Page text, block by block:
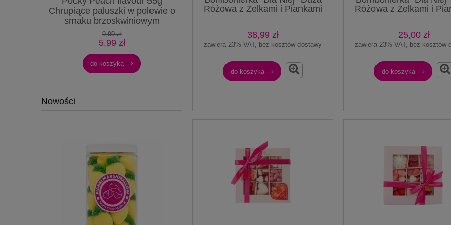
Chrupiące paluszki w polewie o
smaku brzoskwiniowym
9,99 zł
5,99 zł
do koszyka
Kable Mega Żele Kwaśne Jabłko"
592,00 zł
383,96 zł
do koszyka
120g Mini czekoladowe
orzechami laskowymi
15,99 zł
10,99 zł
do koszyka
Nowości
Różowa z Żelkami i Piankami
38,99 zł
zawiera 23% VAT, bez kosztów dostawy
do koszyka
Różowa z Żelkami i
25,00 zł
zawiera 23% VAT, bez kosztów
do koszyka